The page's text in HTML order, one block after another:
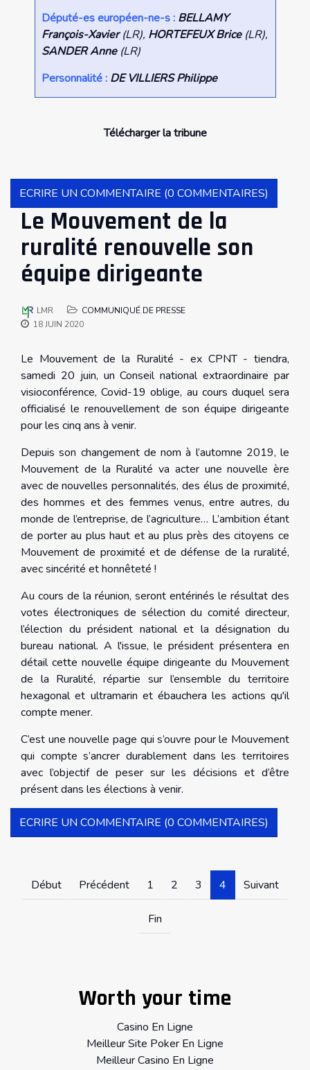
Député-es européen-ne-s : BELLAMY
François-Xavier(LR), HORTEFEUX Brice(LR),
SANDER Anne(LR)
Personnalité: DE VILLIERS Philippe
Télécharger la tribune
ECRIRE UN COMMENTAIRE (0 COMMENTAIRES)
Le Mouvement de la
ruralité renouvelle son
équipe dirigeante
LMR
COMMUNIQUÉ DE PRESSE
18 JUIN 2020
Le Mouvement de la Ruralité - ex CPNT - tiendra,
samedi 20 juin, un Conseil national extraordinaire par
visioconférence, Covid-19 oblige, au cours duquel sera
officialisé le renouvellement de son équipe dirigeante
pour les cinq ans à venir.
Depuis son changement de nom à l’automne 2019, le
Mouvement de la Ruralité va acter une nouvelle ère
avec de nouvelles personnalités, des élus de proximité,
des hommes et des femmes venus, entre autres, du
monde de l’entreprise, de l’agriculture… L’ambition étant
de porter au plus haut et au plus près des citoyens ce
Mouvement de proximité et de défense de la ruralité,
avec sincérité et honnêteté !
Au cours de la réunion, seront entérinés le résultat des
votes électroniques de sélection du comité directeur,
l’élection du président national et la désignation du
bureau national. A l'issue, le président présentera en
détail cette nouvelle équipe dirigeante du Mouvement
de la Ruralité, répartie sur l’ensemble du territoire
hexagonal et ultramarin et ébauchera les actions qu'il
compte mener.
C’est une nouvelle page qui s’ouvre pour le Mouvement
qui compte s’ancrer durablement dans les territoires
avec l’objectif de peser sur les décisions et d’être
présent dans les élections à venir.
ECRIRE UN COMMENTAIRE (0 COMMENTAIRES)
Début Précédent 1 2 3 4 Suivant
Fin
Worth your time
Casino En Ligne
Meilleur Site Poker En Ligne
Meilleur Casino En Ligne